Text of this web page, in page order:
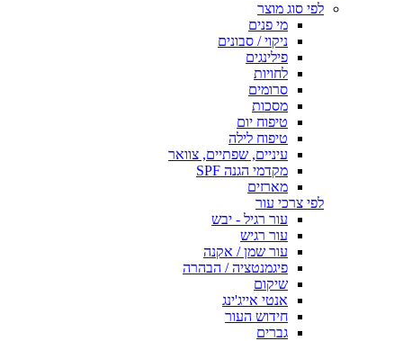
לפי סוג מוצר
מי פנים
ניקוי / סבונים
פילינגים
לחויות
סרומים
מסכות
טיפוח יום
טיפוח לילה
עיניים, שפתיים, צוואר
מקדמי הגנה SPF
מארזים
לפי צרכי עור
עור רגיל - יבש
עור רגיש
עור שמן / אקנה
פיגמנטציה / הבהרה
שיקום
אנטי אייג'ינג
חידוש העור
גברים